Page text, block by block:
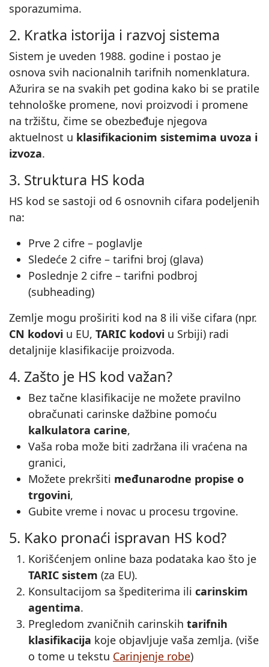
sporazumima.
2. Kratka istorija i razvoj sistema
Sistem je uveden 1988. godine i postao je
osnova svih nacionalnih tarifnih nomenklatura.
Ažurira se na svakih pet godina kako bi se pratile
tehnološke promene, novi proizvodi i promene
na tržištu, čime se obezbeđuje njegova
aktuelnost u klasifikacionim sistemima uvoza i
izvoza.
3. Struktura HS koda
HS kod se sastoji od 6 osnovnih cifara podeljenih
na:
Prve 2 cifre – poglavlje
Sledeće 2 cifre – tarifni broj (glava)
Poslednje 2 cifre – tarifni podbroj
(subheading)
Zemlje mogu proširiti kod na 8 ili više cifara (npr.
CN kodovi u EU, TARIC kodovi u Srbiji) radi
detaljnije klasifikacije proizvoda.
4. Zašto je HS kod važan?
Bez tačne klasifikacije ne možete pravilno
obračunati carinske dažbine pomoću
kalkulatora carine,
Vaša roba može biti zadržana ili vraćena na
granici,
Možete prekršiti međunarodne propise o
trgovini,
Gubite vreme i novac u procesu trgovine.
5. Kako pronaći ispravan HS kod?
Korišćenjem online baza podataka kao što je
TARIC sistem (za EU).
Konsultacijom sa špediterima ili carinskim
agentima.
Pregledom zvaničnih carinskih tarifnih
klasifikacija koje objavljuje vaša zemlja. (više
o tome u tekstu Carinjenje robe)